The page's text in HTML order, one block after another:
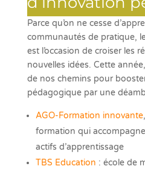
Parce qu’on ne cesse
communautés de pratique,
est l’occasion de croiser les
nouvelles idées. Cette
de nos chemins pour
pédagogique par une
AGO-Formation innovante
formation qui
actifs d’apprentissage
TBS Education : école de